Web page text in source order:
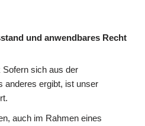
und anwendbares Recht
Sofern sich aus der
anderes ergibt, ist unser
auch im Rahmen eines